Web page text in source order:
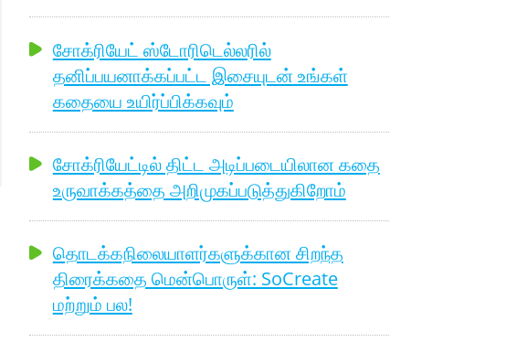
சோக்ரியேட் ஸ்டோரிடெல்லரில்
தனிப்பயனாக்கப்பட்ட இசையுடன் உங்கள்
கதையை உயிர்ப்பிக்கவும்
சோக்ரியேட்டில் திட்ட அடிப்படையிலான கதை
உருவாக்கத்தை அறிமுகப்படுத்துகிறோம்
தொடக்கநிலையாளர்களுக்கான சிறந்த
திரைக்கதை மென்பொருள்: SoCreate
மற்றும் பல!